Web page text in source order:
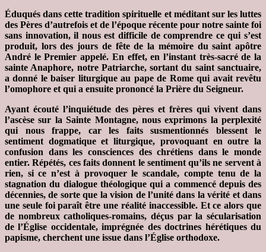
Éduqués dans cette tradition spirituelle et méditant sur les luttes
des Pères d’autrefois et de l’époque récente pour notre sainte foi
sans innovation, il nous est difficile de comprendre ce qui s’est
produit, lors des jours de fête de la mémoire du saint apôtre
André le Premier appelé. En effet, en l’instant très-sacré de la
sainte Anaphore, notre Patriarche, sortant du saint sanctuaire,
a donné le baiser liturgique au pape de Rome qui avait revêtu
l’omophore et qui a ensuite prononcé la Prière du Seigneur.
Ayant écouté l’inquiétude des pères et frères qui vivent dans
l’ascèse sur la Sainte Montagne, nous exprimons la perplexité
qui nous frappe, car les faits susmentionnés blessent le
sentiment dogmatique et liturgique, provoquant en outre la
confusion dans les consciences des chrétiens dans le monde
entier. Répétés, ces faits donnent le sentiment qu’ils ne servent à
rien, si ce n’est à provoquer le scandale, compte tenu de la
stagnation du dialogue théologique qui a commencé depuis des
décennies, de sorte que la vision de l’unité dans la vérité et dans
une seule foi paraît être une réalité inaccessible. Et ce alors que
de nombreux catholiques-romains, déçus par la sécularisation
de l’Église occidentale, imprégnée des doctrines hérétiques du
papisme, cherchent une issue dans l’Église orthodoxe.